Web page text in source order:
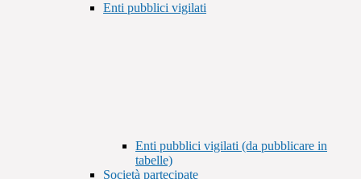
Enti pubblici vigilati
Enti pubblici vigilati (da pubblicare in
tabelle)
Società partecipate